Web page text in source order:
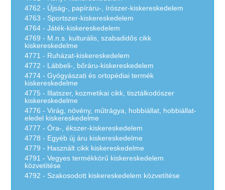
4762 - Újság-, papíráru-, írószer-kiskereskedelem
4763 - Sportszer-kiskereskedelem
4764 - Játék-kiskereskedelem
4769 - M.n.s. kulturális, szabadidős cikk
kiskereskedelme
4771 - Ruházat-kiskereskedelem
4772 - Lábbeli-, bőráru-kiskereskedelem
4774 - Gyógyászati és ortopédiai termék
kiskereskedelme
4775 - Illatszer, kozmetikai cikk, tisztálkodószer
kiskereskedelme
4776 - Virág, növény, műtrágya, hobbiállat, hobbiállat-
eledel kiskereskedelme
4777 - Óra-, ékszer-kiskereskedelem
4778 - Egyéb új áru kiskereskedelme
4779 - Használt cikk kiskereskedelme
4791 - Vegyes termékkörű kiskereskedelem
közvetítése
4792 - Szakosodott kiskereskedelem közvetítése